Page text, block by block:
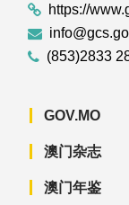
https://
(853)2833
GOV.MO
澳门杂志
澳门年鉴